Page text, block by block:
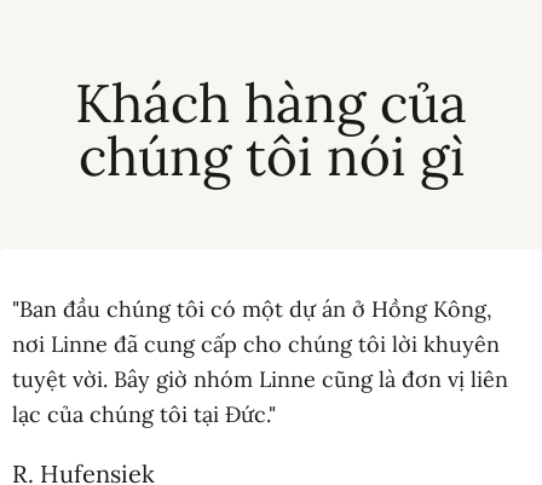
Khách hàng của
chúng tôi nói gì
"Ban đầu chúng tôi có một dự án ở Hồng Kông,
nơi Linne đã cung cấp cho chúng tôi lời khuyên
tuyệt vời. Bây giờ nhóm Linne cũng là đơn vị liên
lạc của chúng tôi tại Đức."
R. Hufensiek